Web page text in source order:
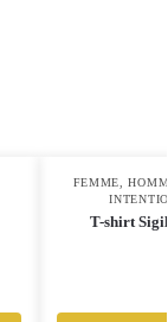
FEMME ,
T-shirt